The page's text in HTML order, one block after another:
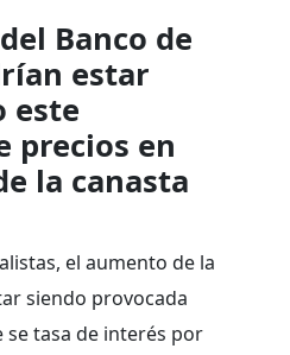
Banco de
estar
este
precios en
la canasta
el aumento de la
siendo provocada
tasa de interés por